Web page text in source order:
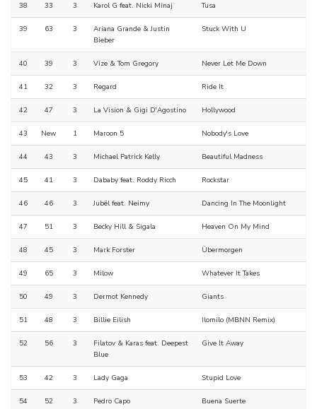
38 33 3 Karol G feat. Nicki Minaj Tusa
39 63 3
Ariana Grande & Justin
Bieber
Stuck With U
40 39 3 Vize & Tom Gregory Never Let Me Down
41 32 3 Regard Ride It
42 47 3 La Vision & Gigi D'Agostino Hollywood
43 New 1 Maroon 5 Nobody's Love
44 43 3 Michael Patrick Kelly Beautiful Madness
45 41 3 Dababy feat. Roddy Ricch Rockstar
46 46 3 Jubël feat. Neimy Dancing In The Moonlight
47 51 3 Becky Hill & Sigala Heaven On My Mind
48 45 3 Mark Forster Übermorgen
49 65 3 Milow Whatever It Takes
50 49 3 Dermot Kennedy Giants
51 48 3 Billie Eilish Ilomilo (MBNN Remix)
52 56 3
Filatov & Karas feat. Deepest
Blue
Give It Away
53 42 3 Lady Gaga Stupid Love
54 52 3 Pedro Capo Buena Suerte